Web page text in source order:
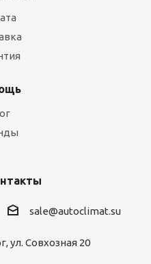
sale@autoclimat.su
ул. Совхозная 20